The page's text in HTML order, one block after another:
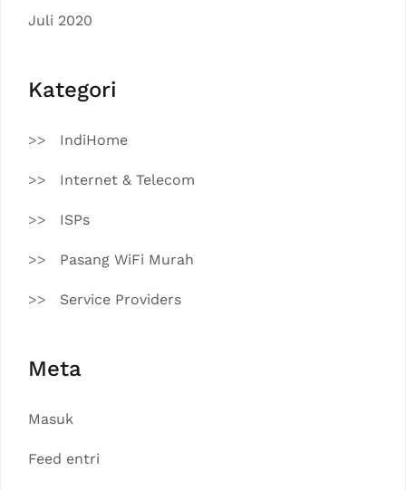
Juli 2020
Kategori
IndiHome
Internet & Telecom
ISPs
Pasang WiFi Murah
Service Providers
Meta
Masuk
Feed entri